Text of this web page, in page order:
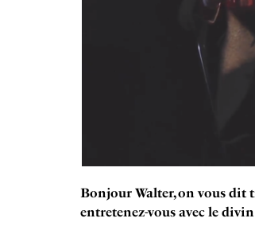
Bonjour Walter, on vous dit
entretenez-vous avec le